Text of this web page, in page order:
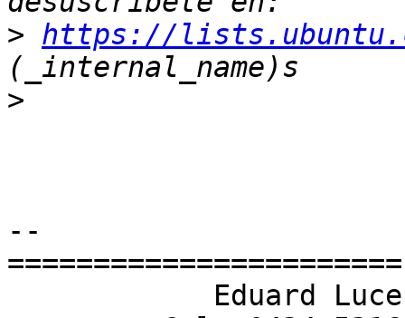
> https://
>
--
=======================